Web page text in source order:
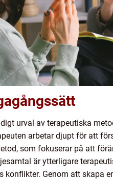
urval av terapeutiska
arbetar djupt för att
som fokuserar på att
är ytterligare
Genom att skapa